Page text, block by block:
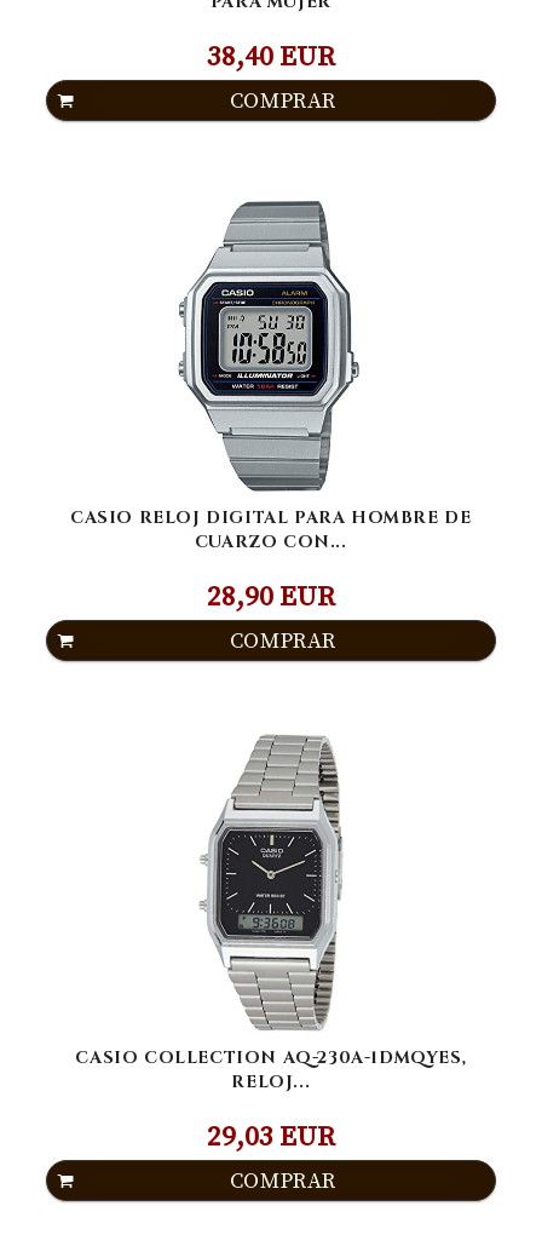
38,40 EUR
COMPRAR
CASIO RELOJ DIGITAL PARA HOMBRE DE
CUARZO CON...
28,90 EUR
COMPRAR
CASIO COLLECTION AQ-230A-1DMQYES,
RELOJ...
29,03 EUR
COMPRAR